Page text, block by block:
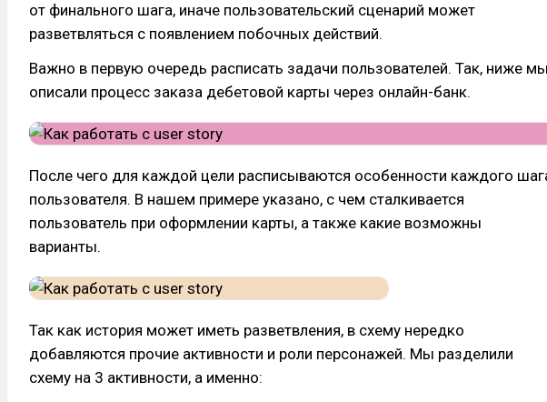
от финального шага, иначе пользовательский сценарий может
разветвляться с появлением побочных действий.
Важно в первую очередь расписать задачи пользователей. Так, ниже
описали процесс заказа дебетовой карты через онлайн-банк.
После чего для каждой цели расписываются особенности каждого
пользователя. В нашем примере указано, с чем сталкивается
пользователь при оформлении карты, а также какие возможны
варианты.
Так как история может иметь разветвления, в схему нередко
добавляются прочие активности и роли персонажей. Мы разделили
схему на 3 активности, а именно: